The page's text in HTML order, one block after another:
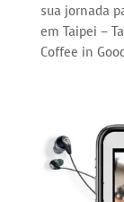
sua jornada
em Taipei –
Coffee in